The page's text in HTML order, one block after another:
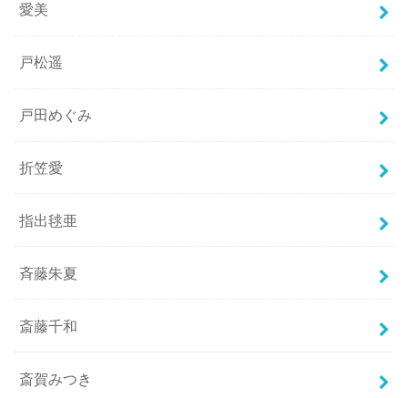
愛美
戸松遥
戸田めぐみ
折笠愛
指出毬亜
斉藤朱夏
斎藤千和
斎賀みつき